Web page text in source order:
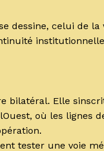
dessine, celui de
bilatéral. Elle
où les lignes
tester une voie